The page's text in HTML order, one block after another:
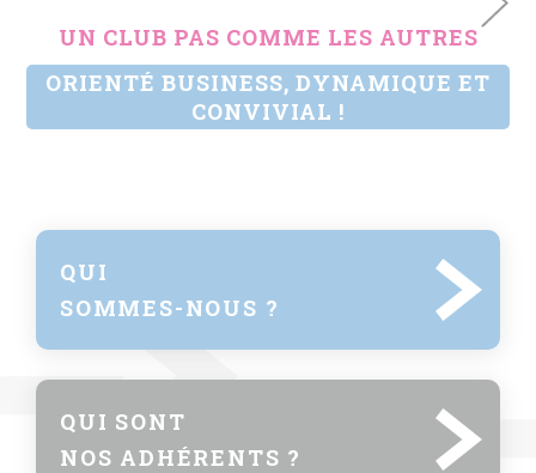
UN CLUB PAS COMME LES AUTRES
ORIENTÉ BUSINESS, DYNAMIQUE ET
CONVIVIAL !
QUI
SOMMES-NOUS ?
QUI SONT
NOS ADHÉRENTS ?